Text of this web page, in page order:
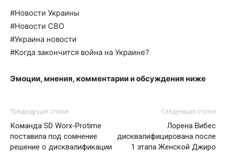
#Новости Украины
#Новости СВО
#Украина новости
#Когда закончится война на Украине?
Эмоции, мнения, комментарии и обсуждения ниже
Предыдущая статья
Команда SD Worx-Protime
поставила под сомнение
решение о дисквалификации
Следующая статья
Лорена Вибес
дисквалифицирована после
1 этапа Женской Джиро